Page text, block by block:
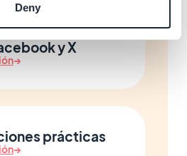
Deny
y X
→
prácticas
→